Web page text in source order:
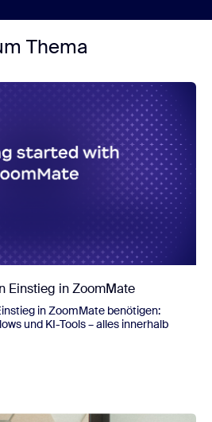
Thema
Einstieg in ZoomMate
in ZoomMate benötigen:
und KI-Tools – alles innerhalb